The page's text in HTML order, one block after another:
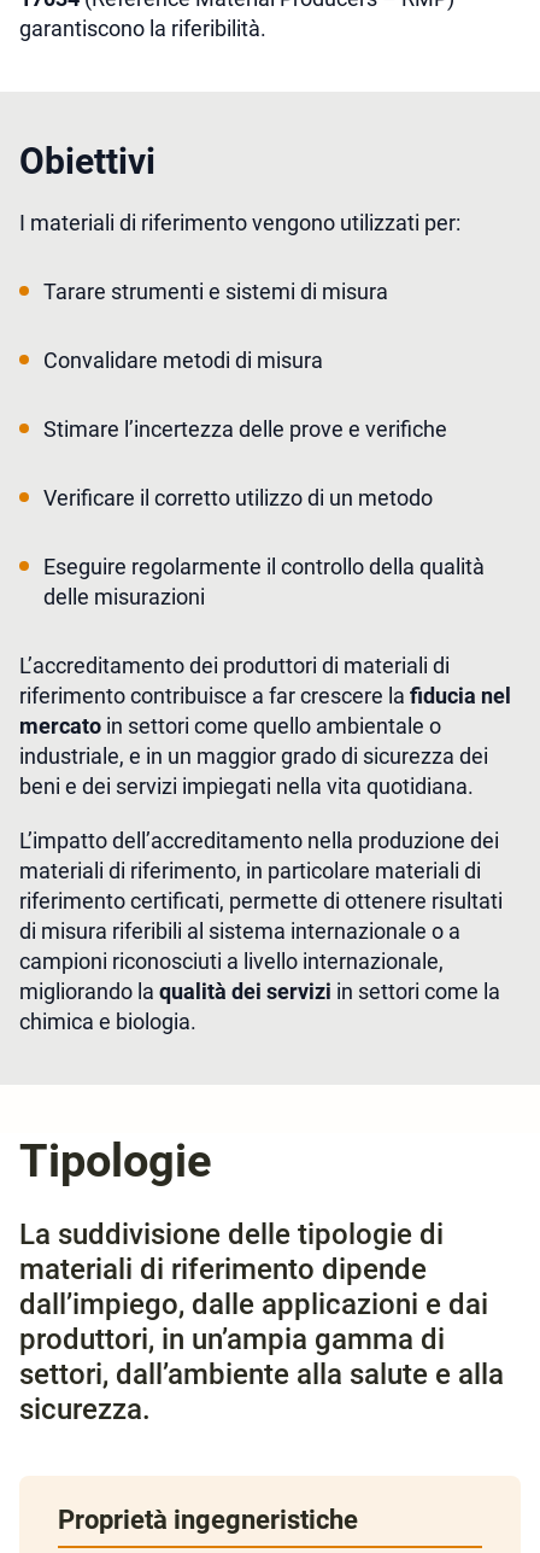
garantiscono la riferibilità.
Obiettivi
I materiali di riferimento vengono utilizzati per:
Tarare strumenti e sistemi di misura
Convalidare metodi di misura
Stimare l’incertezza delle prove e verifiche
Verificare il corretto utilizzo di un metodo
Eseguire regolarmente il controllo della qualità
delle misurazioni
L’accreditamento dei produttori di materiali di
riferimento contribuisce a far crescere la fiducia nel
mercato in settori come quello ambientale o
industriale, e in un maggior grado di sicurezza dei
beni e dei servizi impiegati nella vita quotidiana.
L’impatto dell’accreditamento nella produzione dei
materiali di riferimento, in particolare materiali di
riferimento certificati, permette di ottenere risultati
di misura riferibili al sistema internazionale o a
campioni riconosciuti a livello internazionale,
migliorando la qualità dei servizi in settori come la
chimica e biologia.
Tipologie
La suddivisione delle tipologie di
materiali di riferimento dipende
dall’impiego, dalle applicazioni e dai
produttori, in un’ampia gamma di
settori, dall’ambiente alla salute e alla
sicurezza.
Proprietà ingegneristiche